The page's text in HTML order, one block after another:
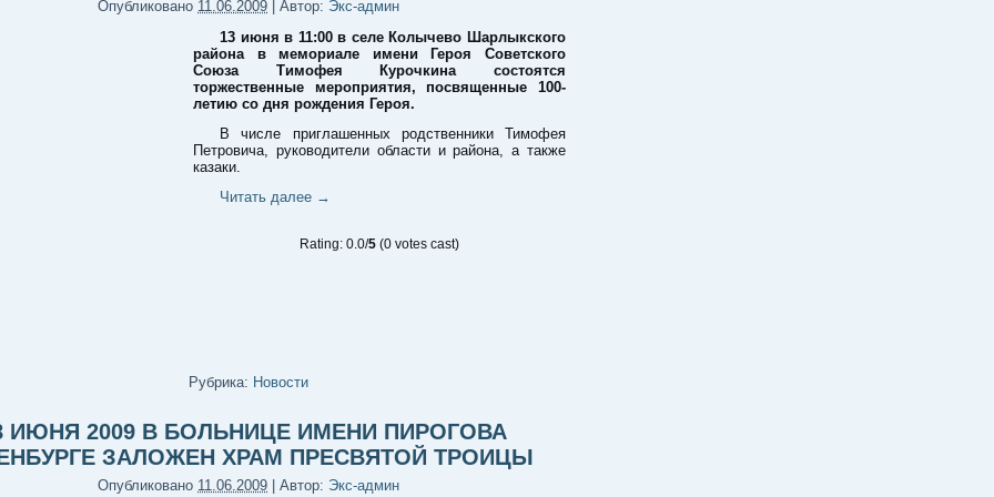
Опубликовано 11.06.2009 Автор: Экс-админ
13 июня в 11:00 в селе Колычево Шарлыкского
района в мемориале имени Героя Советского
Союза Тимофея Курочкина состоятся
торжественные мероприятия, посвященные 100-
летию со дня рождения Героя.
В числе приглашенных родственники Тимофея
Петровича, руководители области и района, а также
казаки.
Читать далее →
Rating: 0.0/5 (0 votes cast)
Рубрика: Новости
ИЮНЯ 2009 В БОЛЬНИЦЕ ИМЕНИ ПИРОГОВА
ЗАЛОЖЕН ХРАМ ПРЕСВЯТОЙ ТРОИЦЫ
Опубликовано 11.06.2009 Автор: Экс-админ